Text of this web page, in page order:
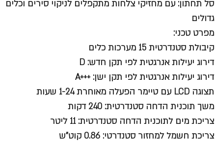
סל תחתון: עם מחזיקי צלחות מתקפלים לניקוי סירים וכלים
גדולים
מפרט טכני:
קיבולת סטנדרטית 15 מערכות כלים
דירוג יעילות אנרגטית לפי תקן חדש: D
דירוג יעילות אנרגטית לפי תקן ישן: +++A
תצוגה LCD עם טיימר הפעלה מאוחרת 1-24 שעות
משך תוכנית הדחה סטנדרטית: 240 דקות
צריכת מים לתוכנית הדחה סטנדרטית: 11 ליטר
צריכת חשמל למחזור סטנדרטי: 0.86 קוט"ש